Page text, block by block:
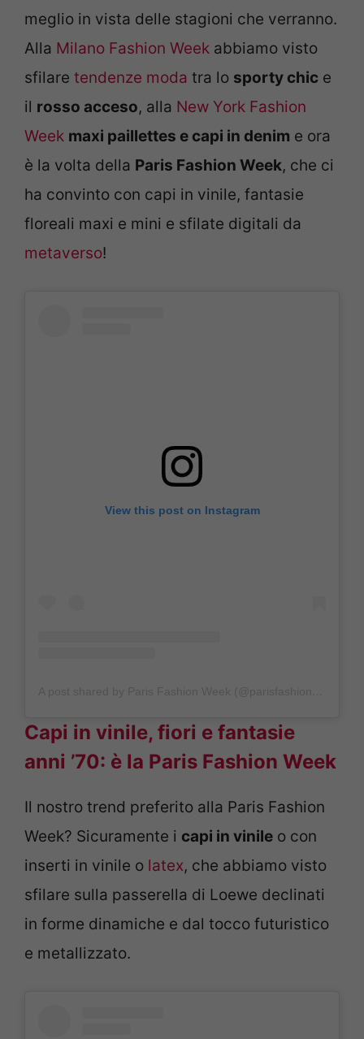
meglio in vista delle stagioni che verranno.
Alla Milano Fashion Week abbiamo visto
sfilare tendenze moda tra lo sporty chic e
il rosso acceso, alla New York Fashion
Week maxi paillettes e capi in denim e ora
è la volta della Paris Fashion Week, che ci
ha convinto con capi in vinile, fantasie
floreali maxi e mini e sfilate digitali da
metaverso!
View this post on Instagram
Capi in vinile, fiori e fantasie
anni ’70: è la Paris Fashion Week
Il nostro trend preferito alla Paris Fashion
Week? Sicuramente i capi in vinile o con
inserti in vinile o latex, che abbiamo visto
sfilare sulla passerella di Loewe declinati
in forme dinamiche e dal tocco futuristico
e metallizzato.